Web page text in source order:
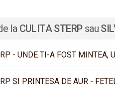
la CULITA STERPsau
SI PRINTESA DE AUR -